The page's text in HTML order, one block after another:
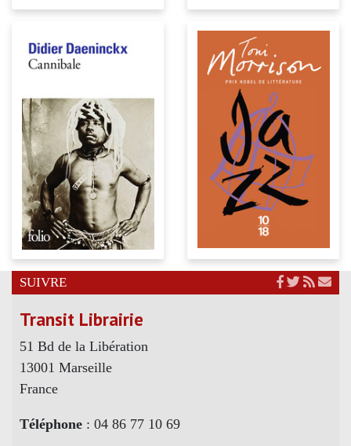
SUIVRE
Transit Librairie
51 Bd de la Libération
13001 Marseille
France
Téléphone : 04 86 77 10 69